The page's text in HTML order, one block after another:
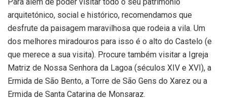
arquitetónico, social e histórico, recomendamos que
desfrute da paisagem maravilhosa que rodeia a vila. Um
dos melhores miradouros para isso é o alto do Castelo (e
que merece a sua visita). Procure também visitar a Igreja
Matriz de Nossa Senhora da Lagoa (séculos XIV e XVI), a
Ermida de São Bento, a Torre de São Gens do Xarez ou a
Ermida de Santa Catarina de Monsaraz.